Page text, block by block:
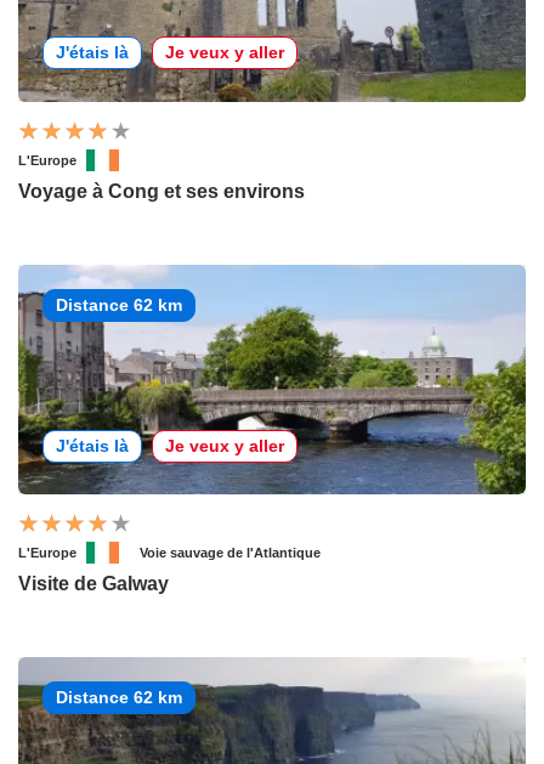
J'étais là Je veux y aller
L'Europe
Voyage à Cong et ses environs
Distance 62 km
J'étais là Je veux y aller
L'Europe Voie sauvage de l'Atlantique
Visite de Galway
Distance 62 km